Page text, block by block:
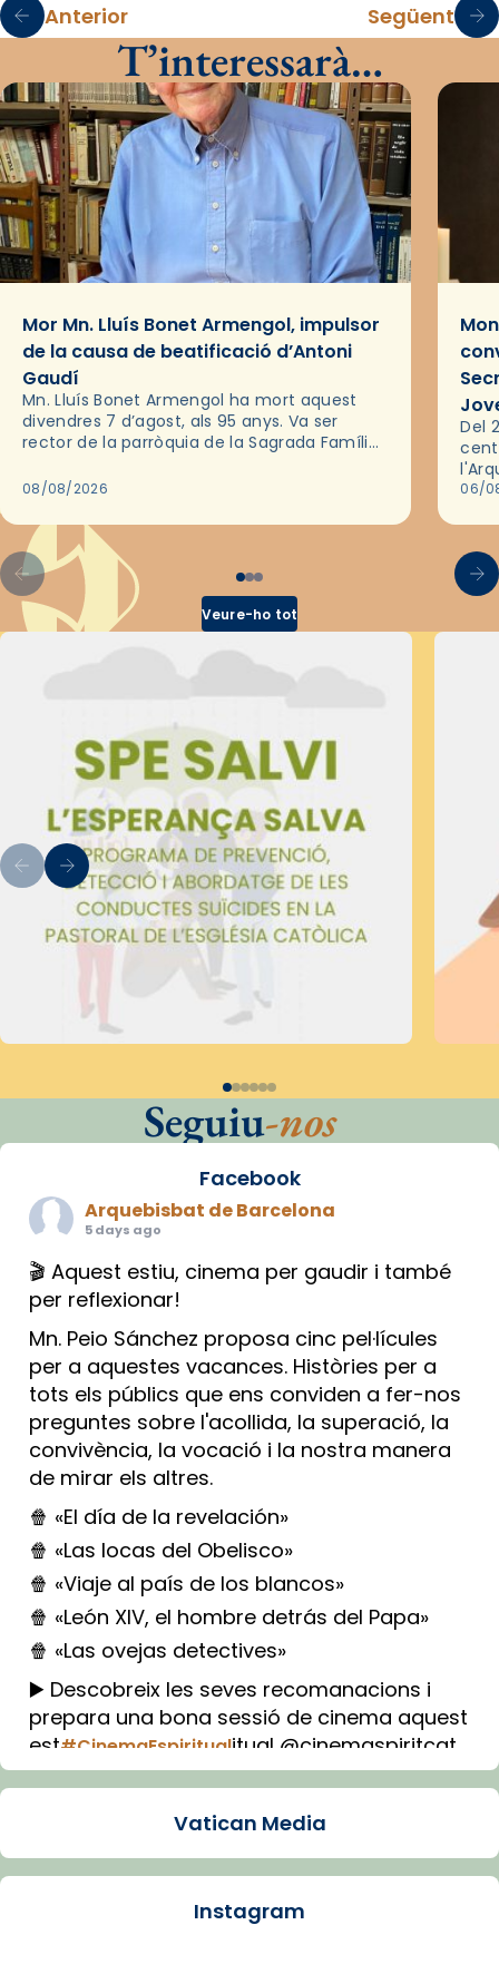
Anterior Següent
T’interessarà…
Mor Mn. Lluís Bonet Armengol, impulsor
de la causa de beatificació d’Antoni
Gaudí
Mn. Lluís Bonet Armengol ha mort aquest
divendres 7 d’agost, als 95 anys. Va ser
rector de la parròquia de la Sagrada Família
2018,…
08/08/2026
Del
les
06/
Veure-ho tot
Seguiu-nos
Facebook
Arquebisbat de Barcelona
5 days ago
🎬 Aquest estiu, cinema per gaudir i també
per reflexionar!
Mn. Peio Sánchez proposa cinc pel·lícules
per a aquestes vacances. Històries per a
tots els públics que ens conviden a fer-nos
preguntes sobre l'acollida, la superació, la
convivència, la vocació i la nostra manera
de mirar els altres.
🍿 «El día de la revelación»
🍿 «Las locas del Obelisco»
🍿 «Viaje al país de los blancos»
🍿 «León XIV, el hombre detrás del Papa»
🍿 «Las ovejas detectives»
▶️ Descobreix les seves recomanacions i
prepara una bona sessió de cinema aquest
est#CinemaEspiritualitual @cinemaspiritcat
Imatge: Generada amb IA (OpenAI)
Arquebisbat de Barcelona
Vatican Media
Instagram